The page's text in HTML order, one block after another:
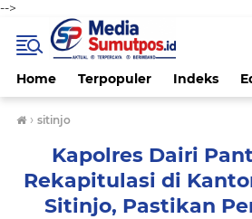
-->
Home Terpopuler Indeks
› sitinjo
Kapolres Dairi
Rekapitulasi di
Sitinjo, Pastikan